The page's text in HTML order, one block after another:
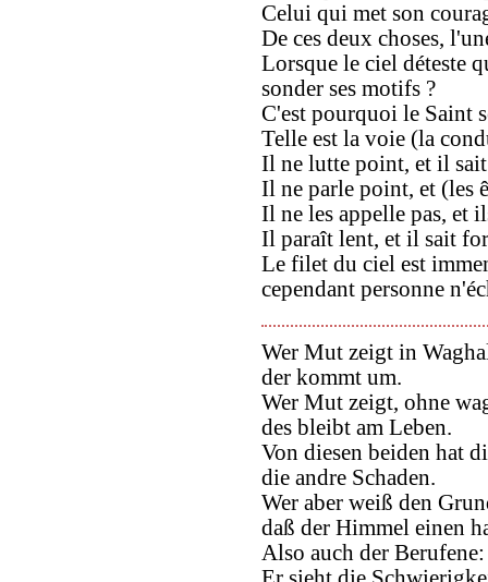
Celui qui met son
De ces deux choses,
Lorsque le ciel déteste
sonder ses motifs ?
C'est pourquoi le Saint
Telle est la voie (la
Il ne lutte point, et il
Il ne parle point, et (les
Il ne les appelle pas, et
Il paraît lent, et il sait
Le filet du ciel est
cependant personne
Wer Mut zeigt in
der kommt um.
Wer Mut zeigt, ohne
des bleibt am Leben.
Von diesen beiden hat
die andre Schaden.
Wer aber weiß den
daß der Himmel einen
Also auch der Berufene: